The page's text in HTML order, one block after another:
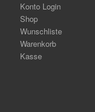
Konto Login
Shop
Wunschliste
Warenkorb
Kasse